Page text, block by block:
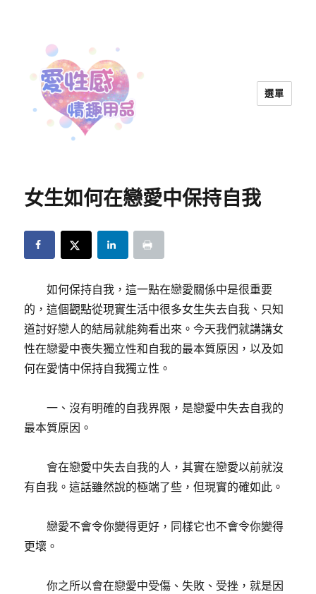
選單
女生如何在戀愛中保持自我
如何保持自我，這一點在戀愛關係中是很重要
的，這個觀點從現實生活中很多女生失去自我、只知
道討好戀人的結局就能夠看出來。今天我們就講講女
性在戀愛中喪失獨立性和自我的最本質原因，以及如
何在愛情中保持自我獨立性。
一、沒有明確的自我界限，是戀愛中失去自我的
最本質原因。
會在戀愛中失去自我的人，其實在戀愛以前就沒
有自我。這話雖然說的極端了些，但現實的確如此。
戀愛不會令你變得更好，同樣它也不會令你變得
更壞。
你之所以會在戀愛中受傷、失敗、受挫，就是因